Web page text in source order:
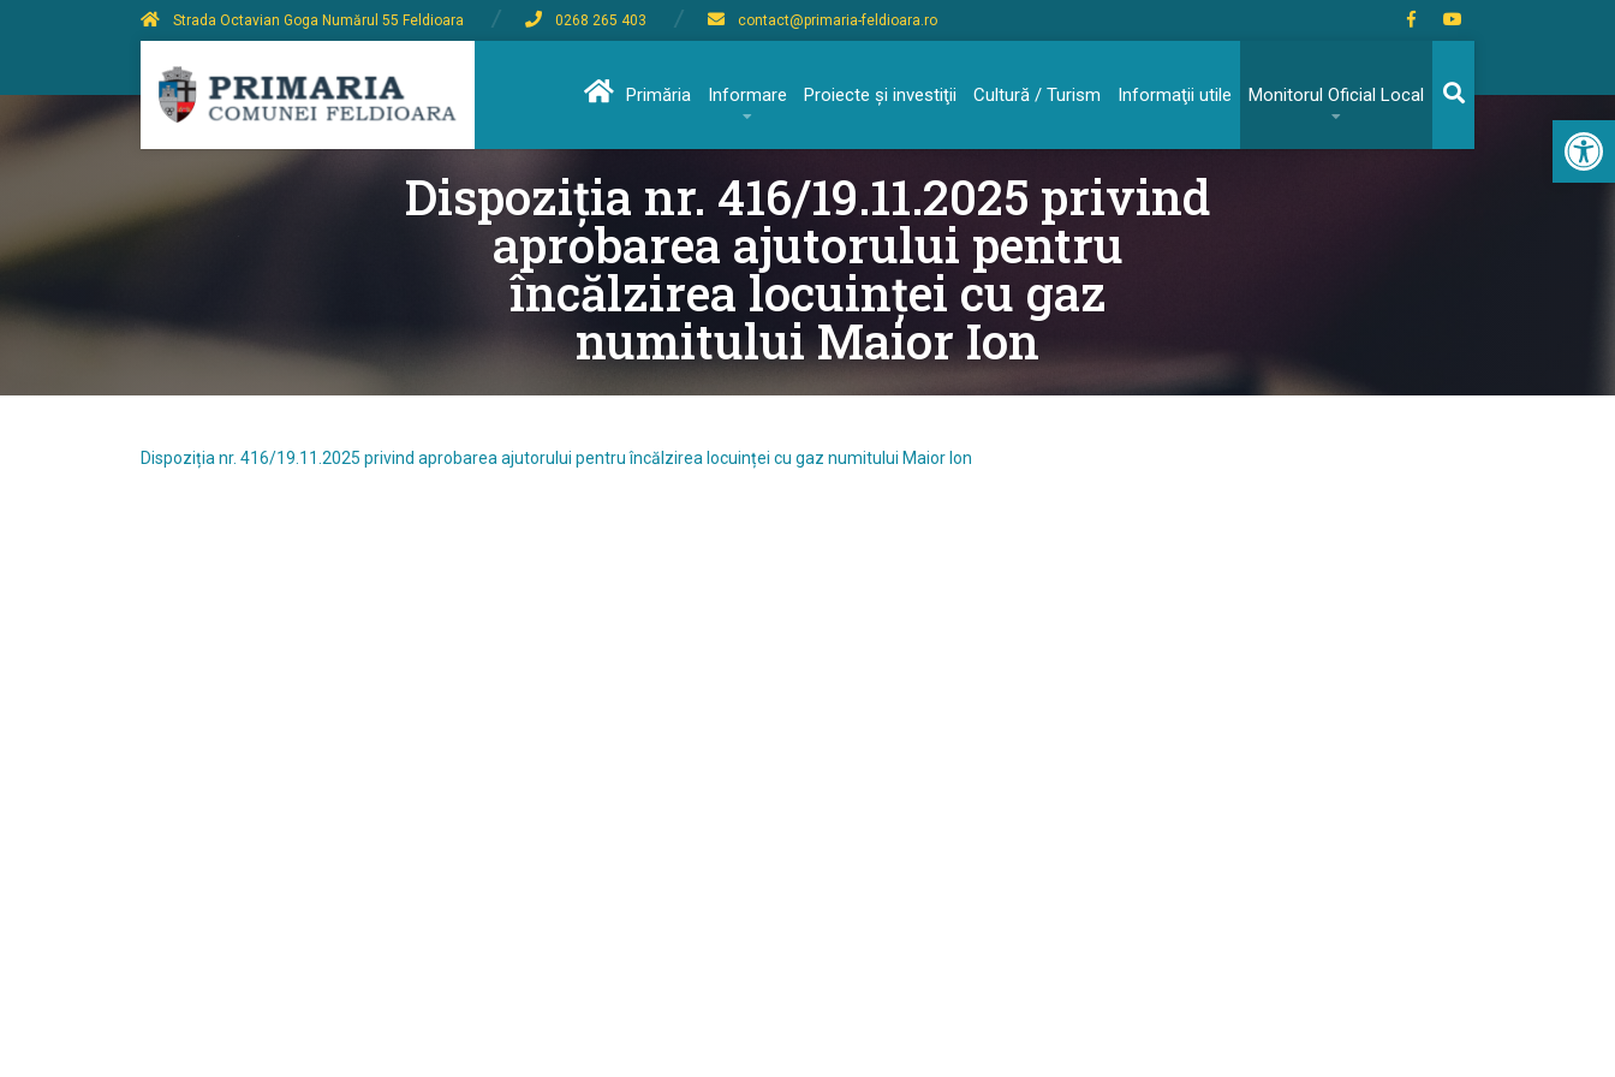
Strada Octavian Goga Numărul 55 Feldioara 0268 265 403 contact@primaria-feldioara.ro
Primăria Informare Proiecte şi investiţii Cultură / Turism Informaţii utile Monitorul Oficial Local
Dispoziția nr. 416/19.11.2025 privind
aprobarea ajutorului pentru
încălzirea locuinței cu gaz
numitului Maior Ion
Dispoziția nr. 416/19.11.2025 privind aprobarea ajutorului pentru încălzirea locuinței cu gaz numitului Maior Ion